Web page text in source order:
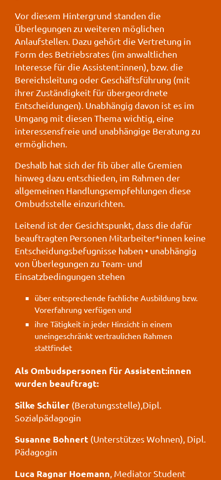
Vor diesem Hintergrund standen die
Überlegungen zu weiteren möglichen
Anlaufstellen. Dazu gehört die Vertretung in
Form des Betriebsrates (im anwaltlichen
Interesse für die Assistent:innen), bzw. die
Bereichsleitung oder Geschäftsführung (mit
ihrer Zuständigkeit für übergeordnete
Entscheidungen). Unabhängig davon ist es im
Umgang mit diesen Thema wichtig, eine
interessensfreie und unabhängige Beratung zu
ermöglichen.
Deshalb hat sich der fib über alle Gremien
hinweg dazu entschieden, im Rahmen der
allgemeinen Handlungsempfehlungen diese
Ombudsstelle einzurichten.
Leitend ist der Gesichtspunkt, dass die dafür
beauftragten Personen Mitarbeiter*innen keine
Entscheidungsbefugnisse haben • unabhängig
von Überlegungen zu Team- und
Einsatzbedingungen stehen
über entsprechende fachliche Ausbildung bzw.
Vorerfahrung verfügen und
ihre Tätigkeit in jeder Hinsicht in einem
uneingeschränkt vertraulichen Rahmen
stattfindet
Als Ombudspersonen für Assistent:innen
wurden beauftragt:
Silke Schüler (Beratungsstelle),Dipl.
Sozialpädagogin
Susanne Bohnert (Unterstützes Wohnen), Dipl.
Pädagogin
Luca Ragnar Hoemann , Mediator Student